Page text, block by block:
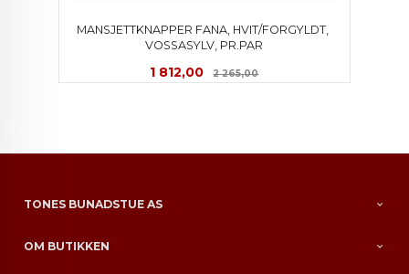
MANSJETTKNAPPER FANA, HVIT/FORGYLDT,
VOSSASYLV, PR.PAR
Tilbud
1 812,00 2 265,00Rabatt
TONES BUNADSTUE AS
OM BUTIKKEN